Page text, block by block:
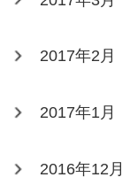
2017年2月
2017年1月
2016年12月